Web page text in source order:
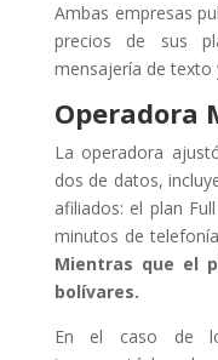
Ambas empresas
precios de sus
mensajería de texto
Operadora
La operadora
dos de datos,
afiliados: el plan
minutos de
Mientras que el
bolívares.
En el caso de